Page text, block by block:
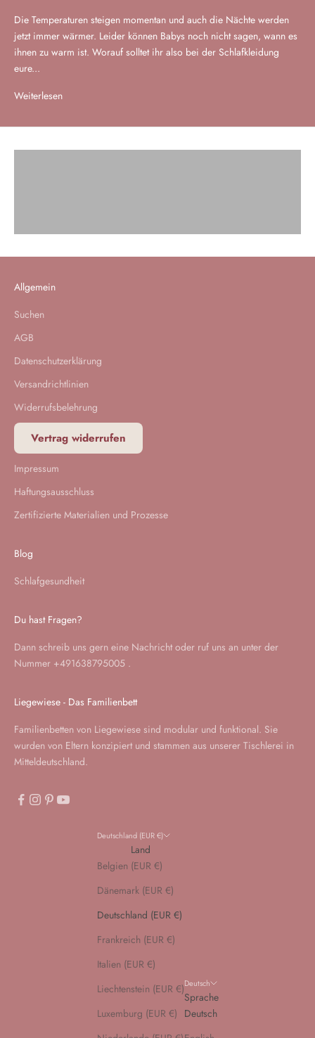
Die Temperaturen steigen momentan und auch die Nächte werden
jetzt immer wärmer. Leider können Babys noch nicht sagen, wann es
ihnen zu warm ist. Worauf solltet ihr also bei der Schlafkleidung
eure...
Weiterlesen
Besser schlafen im Familienbett
Matratzen für Familienbetten
Allgemein
Suchen
AGB
Datenschutzerklärung
Versandrichtlinien
Widerrufsbelehrung
Vertrag widerrufen
Impressum
Haftungsausschluss
Zertifizierte Materialien und Prozesse
Blog
Schlafgesundheit
Du hast Fragen?
Dann schreib uns gern eine Nachricht oder ruf uns an unter der
Nummer +491638795005 .
Liegewiese - Das Familienbett
Familienbetten von Liegewiese sind modular und funktional. Sie
wurden von Eltern konzipiert und stammen aus unserer Tischlerei in
Mitteldeutschland.
Deutschland (EUR €)
Land
Belgien (EUR €)
Dänemark (EUR €)
Deutschland (EUR €)
Frankreich (EUR €)
Italien (EUR €)
Liechtenstein (EUR €)
Luxemburg (EUR €)
Deutsch
Sprache
Deutsch